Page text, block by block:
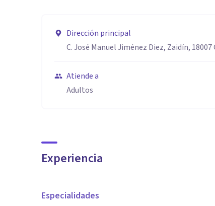
Dirección principal
C. José Manuel Jiménez Diez, Zaidín, 18007
Atiende a
Adultos
Experiencia
Especialidades